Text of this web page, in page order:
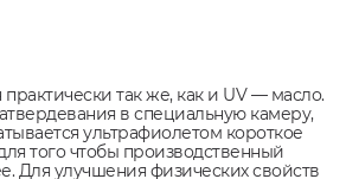
так же, как и UV — масло.
в специальную камеру,
ультрафиолетом короткое
того чтобы производственный
Для улучшения физических свойств